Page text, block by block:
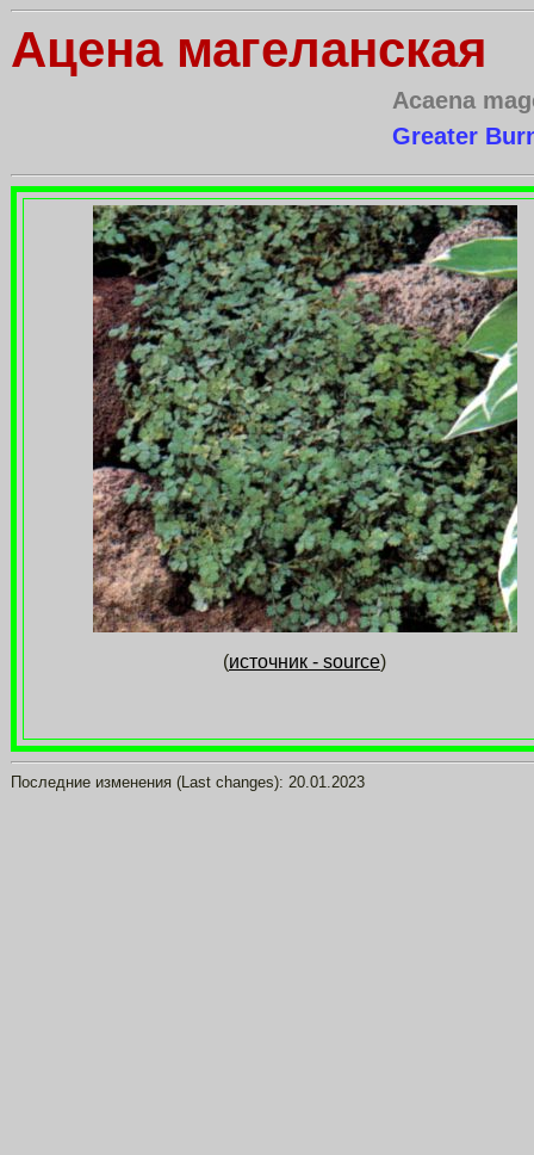
Ацена магеланская
Acaena
Greater
(источник - source)
Последние изменения (Last changes): 20.01.2023